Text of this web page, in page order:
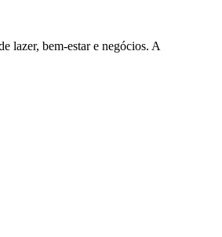
lazer, bem-estar e negócios. A